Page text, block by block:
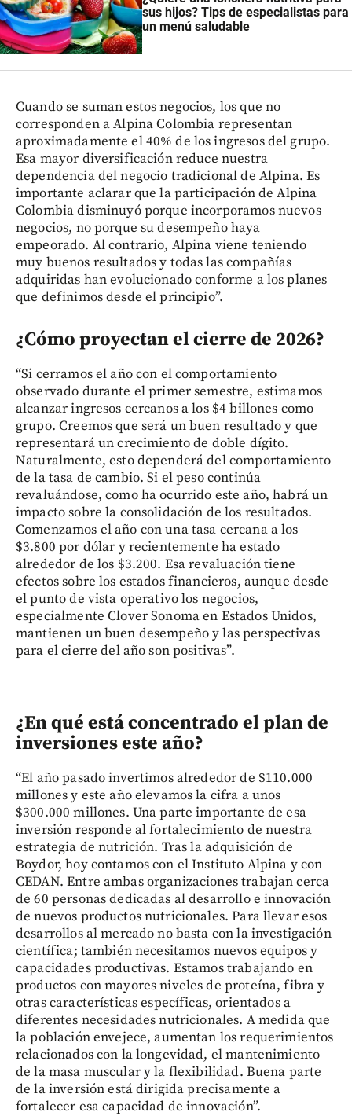
sus hijos? Tips de especialistas para
un menú saludable
Cuando se suman estos negocios, los que no
corresponden a Alpina Colombia representan
aproximadamente el 40% de los ingresos del grupo.
Esa mayor diversificación reduce nuestra
dependencia del negocio tradicional de Alpina. Es
importante aclarar que la participación de Alpina
Colombia disminuyó porque incorporamos nuevos
negocios, no porque su desempeño haya
empeorado. Al contrario, Alpina viene teniendo
muy buenos resultados y todas las compañías
adquiridas han evolucionado conforme a los planes
que definimos desde el principio”.
¿Cómo proyectan el cierre de 2026?
“Si cerramos el año con el comportamiento
observado durante el primer semestre, estimamos
alcanzar ingresos cercanos a los $4 billones como
grupo. Creemos que será un buen resultado y que
representará un crecimiento de doble dígito.
Naturalmente, esto dependerá del comportamiento
de la tasa de cambio. Si el peso continúa
revaluándose, como ha ocurrido este año, habrá un
impacto sobre la consolidación de los resultados.
Comenzamos el año con una tasa cercana a los
$3.800 por dólar y recientemente ha estado
alrededor de los $3.200. Esa revaluación tiene
efectos sobre los estados financieros, aunque desde
el punto de vista operativo los negocios,
especialmente Clover Sonoma en Estados Unidos,
mantienen un buen desempeño y las perspectivas
para el cierre del año son positivas”.
¿En qué está concentrado el plan de
inversiones este año?
“El año pasado invertimos alrededor de $110.000
millones y este año elevamos la cifra a unos
$300.000 millones. Una parte importante de esa
inversión responde al fortalecimiento de nuestra
estrategia de nutrición. Tras la adquisición de
Boydor, hoy contamos con el Instituto Alpina y con
CEDAN. Entre ambas organizaciones trabajan cerca
de 60 personas dedicadas al desarrollo e innovación
de nuevos productos nutricionales. Para llevar esos
desarrollos al mercado no basta con la investigación
científica; también necesitamos nuevos equipos y
capacidades productivas. Estamos trabajando en
productos con mayores niveles de proteína, fibra y
otras características específicas, orientados a
diferentes necesidades nutricionales. A medida que
la población envejece, aumentan los requerimientos
relacionados con la longevidad, el mantenimiento
de la masa muscular y la flexibilidad. Buena parte
de la inversión está dirigida precisamente a
fortalecer esa capacidad de innovación”.